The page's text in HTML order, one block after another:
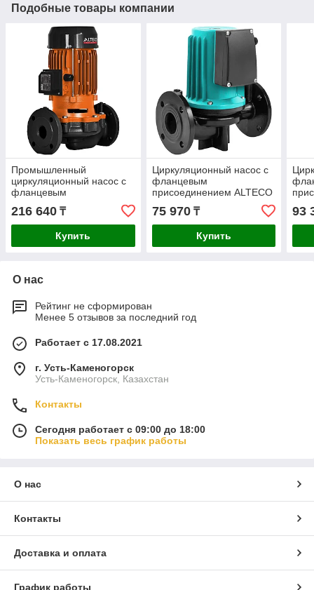
Подобные товары компании
Промышленный
циркуляционный насос с
фланцевым
присоединением ALTECO
PH 50/2200 F
216 640 ₸
Купить
Циркуляционный насос с
фланцевым
присоединением ALTECO
CP 50-11/220 SF
75 970₸
Купить
93
О нас
Рейтинг не сформирован
Менее 5 отзывов за последний год
Работает с 17.08.2021
г. Усть-Каменогорск
Усть-Каменогорск, Казахстан
Контакты
Сегодня работает с 09:00 до 18:00
Показать весь график работы
О нас
Контакты
Доставка и оплата
График работы